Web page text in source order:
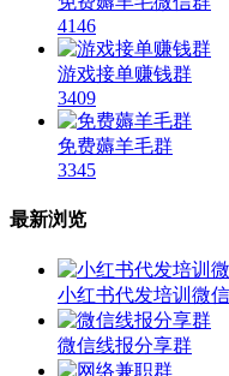
4146
游戏接单赚钱群
3409
免费薅羊毛群
3345
最新浏览
小红书代发培训微
微信线报分享群